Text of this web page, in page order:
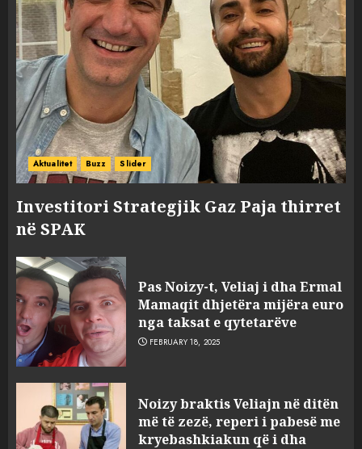
Aktualitet Buzz Slider
Investitori Strategjik Gaz Paja thirret
në SPAK
Pas Noizy-t, Veliaj i dha Ermal
Mamaqit dhjetëra mijëra euro
nga taksat e qytetarëve
FEBRUARY 18, 2025
Noizy braktis Veliajn në ditën
më të zezë, reperi i pabesë me
kryebashkiakun që i dha
sulmuan “One Albania”,
ngjarja u fsheh. A u vodhën
serverat?